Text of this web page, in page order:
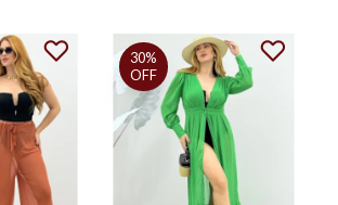
75%
OFF